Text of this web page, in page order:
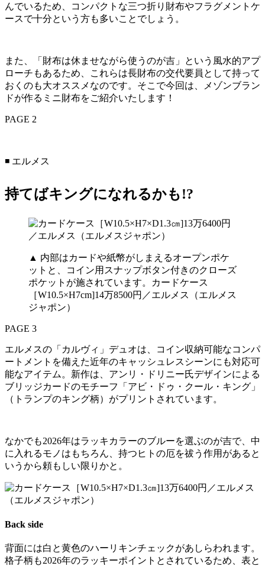
んでいるため、コンパクトな三つ折り財布やフラグメントケ
ースで十分という方も多いことでしょう。
また、「財布は休ませながら使うのが吉」という風水的アプ
ローチもあるため、これらは長財布の交代要員として持って
おくのも大オススメなのです。そこで今回は、メゾンブラン
ドが作るミニ財布をご紹介いたします！
PAGE 2
◾️ エルメス
持てばキングになれるかも!?
▲ 内部はカードや紙幣がしまえるオープンポケ
ットと、コイン用スナップボタン付きのクローズ
ポケットが施されています。カードケース
［W10.5×H7cm]14万8500円／エルメス（エルメス
ジャポン）
PAGE 3
エルメスの「カルヴィ」デュオは、コイン収納可能なコンパ
ートメントを備えた近年のキャッシュレスシーンにも対応可
能なアイテム。新作は、アンリ・ドリニー氏デザインによる
ブリッジカードのモチーフ「アビ・ドゥ・クール・キング」
（トランプのキング柄）がプリントされています。
なかでも2026年はラッキカラーのブルーを選ぶのが吉で、中
に入れるモノはもちろん、持つヒトの厄を祓う作用があると
いうから頼もしい限りかと。
Back side
背面には白と黄色のハーリキンチェックがあしらわれます。
格子柄も2026年のラッキーポイントとされているため、表と